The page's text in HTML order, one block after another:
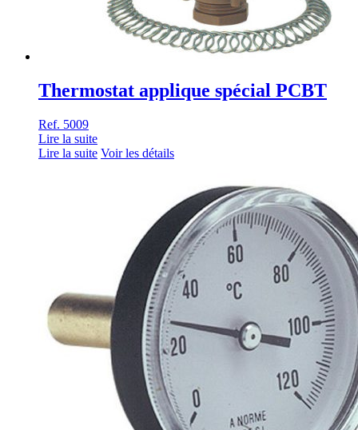
Thermostat applique spécial PCBT
Ref. 5009
Lire la suite
Lire la suite Voir les détails